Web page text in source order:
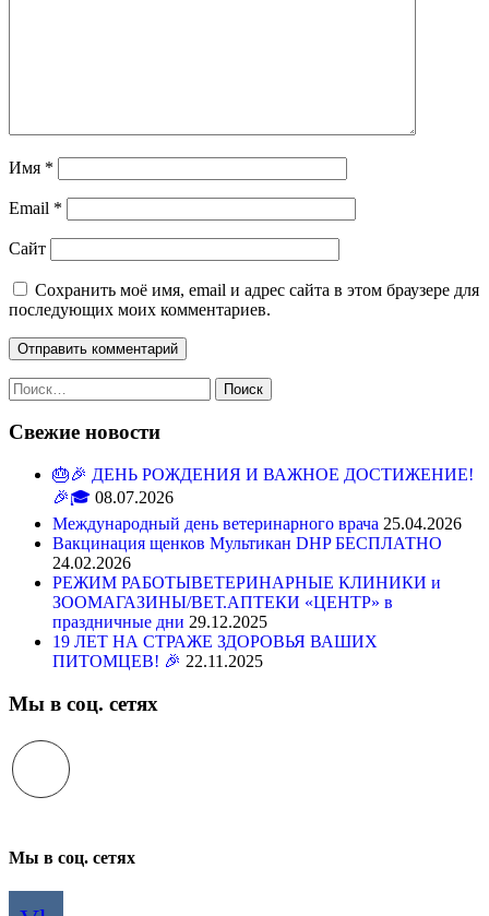
Имя *
Email *
Сайт
Сохранить моё имя, email и адрес сайта в этом браузере для
последующих моих комментариев.
Найти:
Свежие новости
🎂🎉 ДЕНЬ РОЖДЕНИЯ И ВАЖНОЕ ДОСТИЖЕНИЕ!
🎉🎓 08.07.2026
Международный день ветеринарного врача 25.04.2026
Вакцинация щенков Мультикан DHP БЕСПЛАТНО
24.02.2026
РЕЖИМ РАБОТЫВЕТЕРИНАРНЫЕ КЛИНИКИ и
ЗООМАГАЗИНЫ/ВЕТ.АПТЕКИ «ЦЕНТР» в
праздничные дни 29.12.2025
19 ЛЕТ НА СТРАЖЕ ЗДОРОВЬЯ ВАШИХ
ПИТОМЦЕВ! 🎉 22.11.2025
Мы в соц. сетях
Мы в соц. сетях